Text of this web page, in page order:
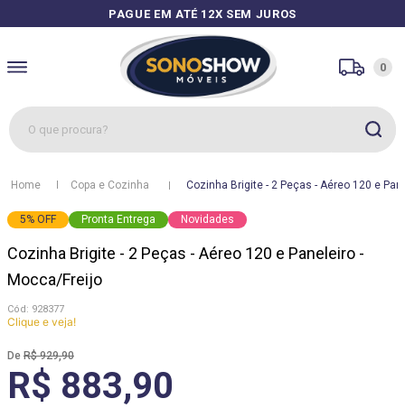
PAGUE EM ATÉ 12X SEM JUROS
0
O que procura?
Copa e Cozinha Cozinha Brigite - 2 Peças - Aéreo 120 e
5% OFF Pronta Entrega Novidades
Cozinha Brigite - 2 Peças - Aéreo 120 e Paneleiro -
Mocca/Freijo
: 928377
Clique e veja!
R$ 929,90
R$ 883,90
3º cozinhas
4º sofá
6º mesa
7º cozinha módulos
8 º box